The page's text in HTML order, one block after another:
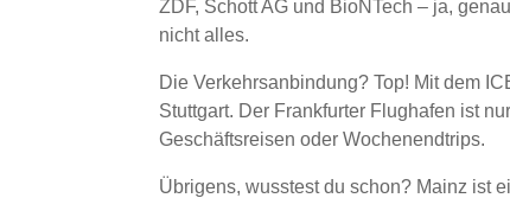
ZDF, Schott AG und BioNTech – ja,
nicht alles.
Die Verkehrsanbindung? Top! Mit dem
Stuttgart. Der Frankfurter Flughafen ist
Geschäftsreisen oder Wochenendtrips.
Übrigens, wusstest du schon? Mainz ist